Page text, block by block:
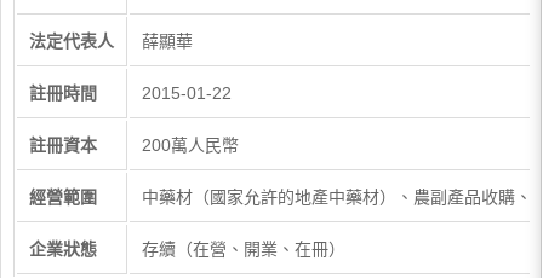
法定代表人 薛顯華
註冊時間 2015-01-22
註冊資本 200萬人民幣
經營範圍 中藥材（國家允許的地產中藥材）、農副產品收購、
企業狀態 存續（在營、開業、在冊）